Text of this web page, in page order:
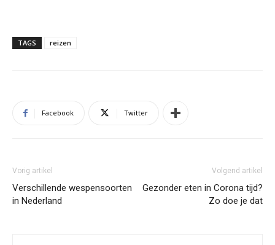
TAGS reizen
Facebook Twitter
Vorig artikel
Verschillende wespensoorten
in Nederland
Volgend artikel
Gezonder eten in Corona tijd?
Zo doe je dat